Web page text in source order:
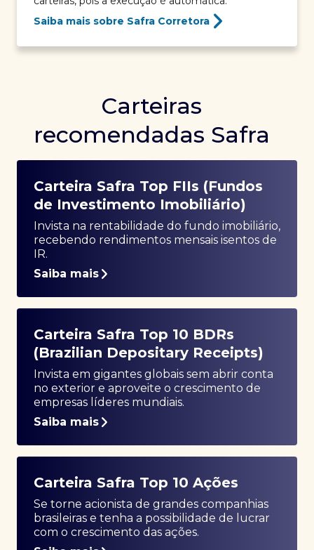
Saiba mais sobre Safra Corretora
Carteiras
recomendadas Safra
Carteira Safra Top FIIs (Fundos
de Investimento Imobiliário)
Invista na rentabilidade do fundo imobiliário,
recebendo rendimentos mensais isentos de
IR.
Saiba mais
Carteira Safra Top 10 BDRs
(Brazilian Depositary Receipts)
Invista em gigantes globais sem abrir conta
no exterior e aproveite o crescimento de
empresas líderes mundiais.
Saiba mais
Carteira Safra Top 10 Ações
Se torne acionista de grandes companhias
brasileiras e tenha a possibilidade de lucrar
com o crescimento das ações.